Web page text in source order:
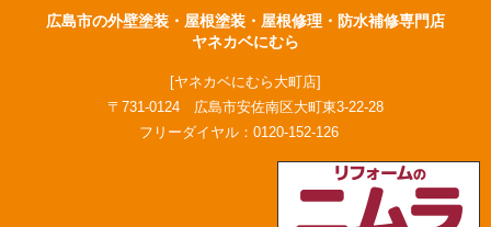
広島市の外壁塗装・屋根塗装・屋根修理・防水補修専門店
ヤネカベにむら
[ヤネカベにむら大町店]
〒731-0124 広島市安佐南区大町東3-22-28
フリーダイヤル： 0120-152-126